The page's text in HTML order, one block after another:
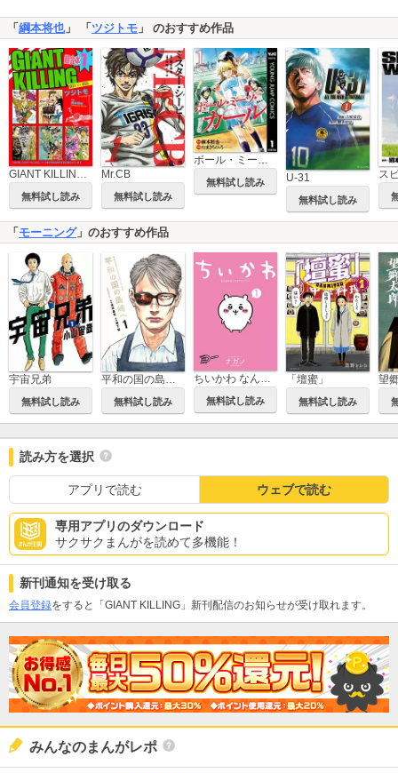
「綱本将也」 「ツジトモ 」 のおすすめ作品
GIANT KILLING 超合本版
無料試し読み
Mr.CB
無料試し読み
ボール・ミーツ・ガール
無料試し読み U-31
無料試し読み
「 モーニング」のおすすめ作品
宇宙兄弟
無料試し読み 無料試し読み
ちいかわ なんか小さくてかわいいやつ
無料試し読み
「壇蜜」
無料試し読み
望
読み方を選択
アプリで読む ウェブで読む
専用アプリのダウンロード
サクサクまんがを読めて多機能！
新刊通知を受け取る
会員登録をすると「GIANT KILLING」新刊配信のお知らせが受け取れます。
みんなのまんがレポ